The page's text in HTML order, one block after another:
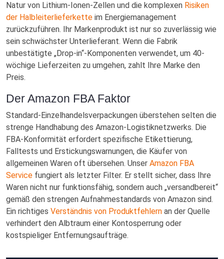
Natur von Lithium-Ionen-Zellen und die komplexen Risiken
der Halbleiterlieferkette im Energiemanagement
zurückzuführen. Ihr Markenprodukt ist nur so zuverlässig wie
sein schwächster Unterlieferant. Wenn die Fabrik
unbestätigte „Drop-in“-Komponenten verwendet, um 40-
wöchige Lieferzeiten zu umgehen, zahlt Ihre Marke den
Preis.
Der Amazon FBA Faktor
Standard-Einzelhandelsverpackungen überstehen selten die
strenge Handhabung des Amazon-Logistiknetzwerks. Die
FBA-Konformität erfordert spezifische Etikettierung,
Falltests und Erstickungswarnungen, die Käufer von
allgemeinen Waren oft übersehen. Unser Amazon FBA
Service fungiert als letzter Filter. Er stellt sicher, dass Ihre
Waren nicht nur funktionsfähig, sondern auch „versandbereit“
gemäß den strengen Aufnahmestandards von Amazon sind.
Ein richtiges Verständnis von Produktfehlern an der Quelle
verhindert den Albtraum einer Kontosperrung oder
kostspieliger Entfernungsaufträge.